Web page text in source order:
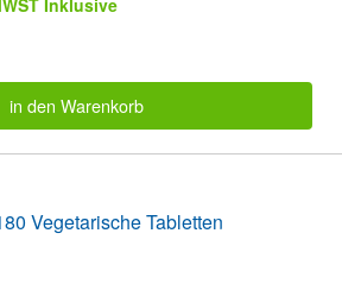
Inklusive
in den Warenkorb
Vegetarische Tabletten